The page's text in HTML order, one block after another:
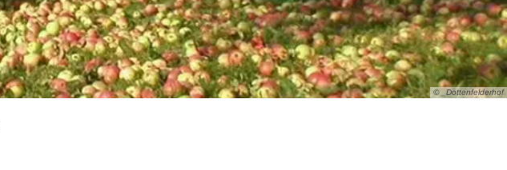
© _Dottenfelderhof